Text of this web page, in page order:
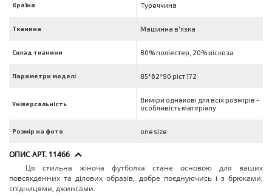
Країна Туреччина
Тканина Машинна в'язка
Склад тканини 80% поліестер, 20% віскоза
Параметри моделі 85*62*90 ріст 172
Універсальність
Виміри однакові для всіх розмірів -
особливість матеріалу
Розмір на фото one size
ОПИС АРТ. 11466
Ця стильна жіноча футболка стане основою для ваших
повсякденних та ділових образів, добре поєднуючись і з брюками,
спідницями, джинсами.